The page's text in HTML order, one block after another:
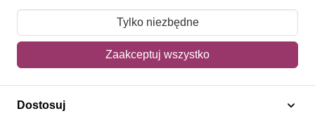
Mój koszyk
Adres dostawy
Polecamy
Tylko niezbędne
Zaakceptuj wszystko
Dostosuj